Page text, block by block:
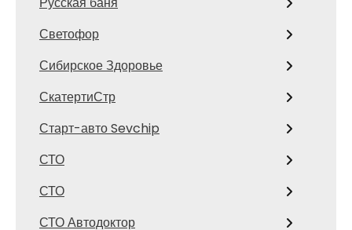
Светофор
Сибирское Здоровье
СкатертиСтр
Старт-авто Sevchip
СТО
СТО
СТО Автодоктор